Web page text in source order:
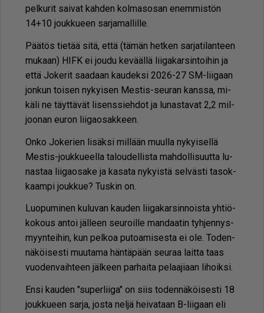
pel­ku­rit sai­vat kah­den kol­ma­so­san enem­mis­tön
14+10 jouk­ku­een sar­ja­mal­lil­le.
Pää­tös tie­tää sitä, et­tä (tä­män het­ken sar­ja­ti­lan­teen
mu­kaan) HIFK ei jou­du ke­vääl­lä lii­ga­kar­sin­toi­hin ja
et­tä Jo­ke­rit saa­daan kau­dek­si 2026-27 SM-lii­gaan
jon­kun toi­sen ny­kyi­sen Mes­tis-seu­ran kans­sa, mi­
kä­li ne täyt­tä­vät li­sens­sieh­dot ja lu­nas­ta­vat 2,2 mil­
joo­nan eu­ron lii­ga­o­sak­keen.
On­ko Jo­ke­rien li­säk­si mil­lään muul­la ny­kyi­sel­lä
Mes­tis-jouk­ku­eel­la ta­lou­del­lis­ta mah­dol­li­suut­ta lu­
nas­taa lii­ga­o­sa­ke ja ka­sa­ta ny­kyis­tä sel­väs­ti ta­sok­
kaam­pi jouk­kue? Tus­kin on.
Luo­pu­mi­nen ku­lu­van kau­den lii­ga­kar­sin­nois­ta yh­ti­ö­
ko­kous an­toi jäl­leen seu­roil­le man­daa­tin tyh­jen­nys­
myyn­tei­hin, kun pel­koa pu­to­a­mi­ses­ta ei ole. To­den­
nä­köi­ses­ti muu­ta­ma hän­tä­pään seu­raa lait­ta taas
vuo­den­vaih­teen jäl­keen par­hai­ta pe­laa­ji­aan li­hoik­si.
En­si kau­den "su­per­lii­ga" on siis to­den­nä­köi­ses­ti 18
jouk­ku­een sar­ja, jos­ta nel­jä hei­va­taan B-lii­gaan eli